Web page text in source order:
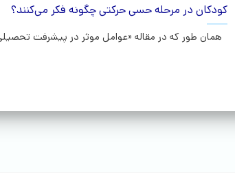
کودکان در مرحله حسی حرکتی چگونه فکر می‌کنند؟
همان طور که در مقاله «عوامل موثر در پیشرفت